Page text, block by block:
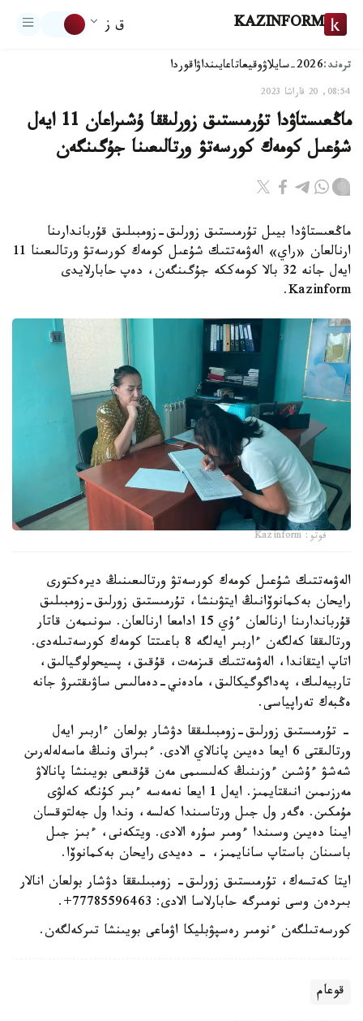
KAZINFORM ق ز
ترەند:2026-سايلاۋ وقيعاتاعايىنداۋاقوردا
08:54, 20 قاراشا 2023
ماڭعىستاۋدا تۇرمىستىق زورلىققا ۇشىراعان 11 ايەل
شۇعىل كومەك كورسەتۋ ورتالىعىنا جۇگىنگەن
ماڭعىستاۋدا بيىل تۇرمىستىق زورلىق-زومبىلىق قۇرباندارىنا
ارنالعان «راي» الەۋمەتتىك شۇعىل كومەك كورسەتۋ ورتالىعىنا 11
ايەل جانە 32 بالا كومەككە جۇگىنگەن، دەپ حابارلايدى
Kazinform.
فوتو: Kazinform
الەۋمەتتىك شۇعىل كومەك كورسەتۋ ورتالىعىنىڭ ديرەكتورى
رايحان بەكمانوۆانىڭ ايتۋىنشا، تۇرمىستىق زورلىق-زومبىلىق
قۇرباندارىنا ارنالعان ءۇي 15 ادامعا ارنالعان. سونىمەن قاتار
ورتالىققا كەلگەن ءاربىر ايەلگە 8 باعىتتا كومەك كورسەتىلەدى.
اتاپ ايتقاندا، الەۋمەتتىك قىزمەت، قۇقىق، پسيحولوگيالىق،
تاربيەلىك، پەداگوگيكالىق، مادەني-دەمالىس ساۋىقتىرۋ جانە
ەڭبەك تەراپياسى.
- تۇرمىستىق زورلىق-زومبىلىققا دۋشار بولعان ءاربىر ايەل
ورتالىقتى 6 ايعا دەيىن پانالاي الادى. ءبىراق ونىڭ ماسەلەلەرىن
شەشۋ ءۇشىن ءوزىنىڭ كەلىسىمى مەن قۇقىعى بويىنشا پانالاۋ
مەرزىمىن انىقتايمىز. ايەل 1 ايعا نەمەسە ءبىر كۇنگە كەلۋى
مۇمكىن. ەگەر ول جىل ورتاسىندا كەلسە، وندا ول جەلتوقسان
ايىنا دەيىن وسىندا ءومىر سۇرە الادى. ويتكەنى، ءبىز جىل
باسىنان باستاپ سانايمىز، - دەيدى رايحان بەكمانوۆا.
ايتا كەتسەك، تۇرمىستىق زورلىق- زومبىلىققا دۋشار بولعان انالار
بىردەن وسى نومىرگە حابارلاسا الادى: 77785596463+.
كورسەتىلگەن ءنومىر رەسپۋبليكا اۋماعى بويىنشا تىركەلگەن.
قوعام